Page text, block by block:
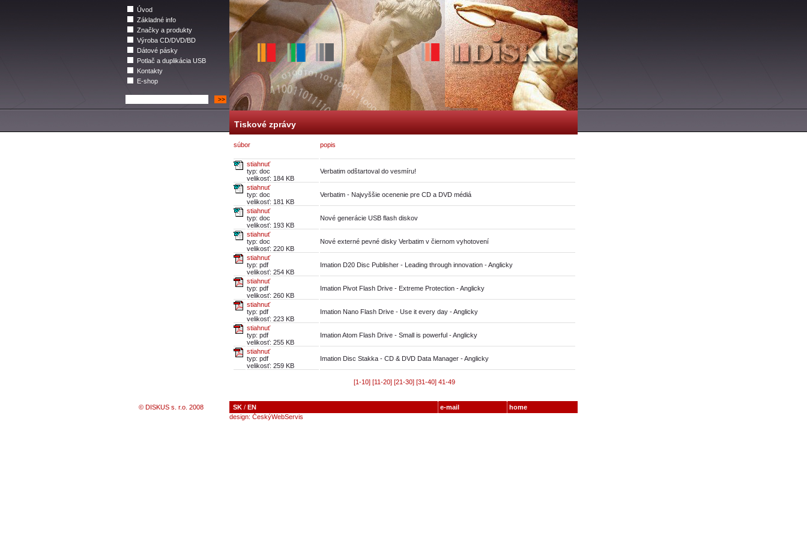
Úvod
Základné info
Značky a produkty
Výroba CD/DVD/BD
Dátové pásky
Potlač a duplikácia USB
Kontakty
E-shop
Tiskové zprávy
súbor popis
stiahnuť
typ: doc
velikosť: 184 KB
Verbatim odštartoval do vesmíru!
stiahnuť
typ: doc
velikosť: 181 KB
Verbatim - Najvyššie ocenenie pre CD a DVD médiá
stiahnuť
typ: doc
velikosť: 193 KB
Nové generácie USB flash diskov
stiahnuť
typ: doc
velikosť: 220 KB
Nové externé pevné disky Verbatim v čiernom vyhotovení
stiahnuť
typ: pdf
velikosť: 254 KB
Imation D20 Disc Publisher - Leading through innovation - Anglicky
stiahnuť
typ: pdf
velikosť: 260 KB
Imation Pivot Flash Drive - Extreme Protection - Anglicky
stiahnuť
typ: pdf
velikosť: 223 KB
Imation Nano Flash Drive - Use it every day - Anglicky
stiahnuť
typ: pdf
velikosť: 255 KB
Imation Atom Flash Drive - Small is powerful - Anglicky
stiahnuť
typ: pdf
velikosť: 259 KB
Imation Disc Stakka - CD & DVD Data Manager - Anglicky
[1-10] [11-20] [21-30] [31-40] 41-49
© DISKUS s. r.o. 2008 SK / EN e-mail
home
design: ČeskýWebServis